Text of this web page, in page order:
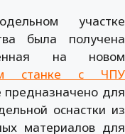
участке
была получена
на новом
станке с ЧПУ
предназначено для
оснастки из
материалов для